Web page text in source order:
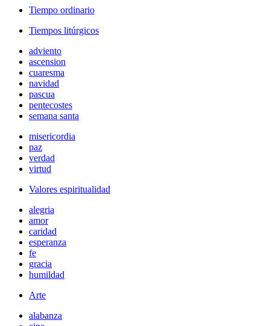
Tiempo ordinario
Tiempos litúrgicos
adviento
ascension
cuaresma
navidad
pascua
pentecostes
semana santa
misericordia
paz
verdad
virtud
Valores espiritualidad
alegria
amor
caridad
esperanza
fe
gracia
humildad
Arte
alabanza